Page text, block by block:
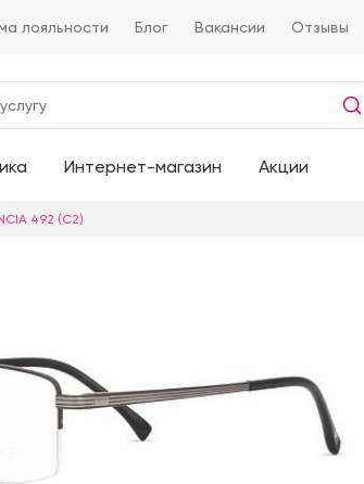
лояльности Блог Вакансии Отзывы
Интернет-магазин Акции
492 (C2)